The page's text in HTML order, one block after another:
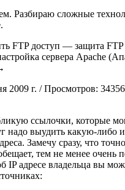
Разбираю сложные
FTP доступ — защита FTP
сервера Apache
2009 г. /Просмотров:
ссылочки, которые
надо выудить какую-либо
Замечу сразу, что
тем не менее очень
IP адресе владельца вы